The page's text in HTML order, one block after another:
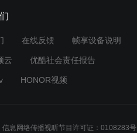
在线反馈 帧享设备说明
云 优酷社会责任报告
HONOR视频
信息网络传播视听节目许可证：0108283号